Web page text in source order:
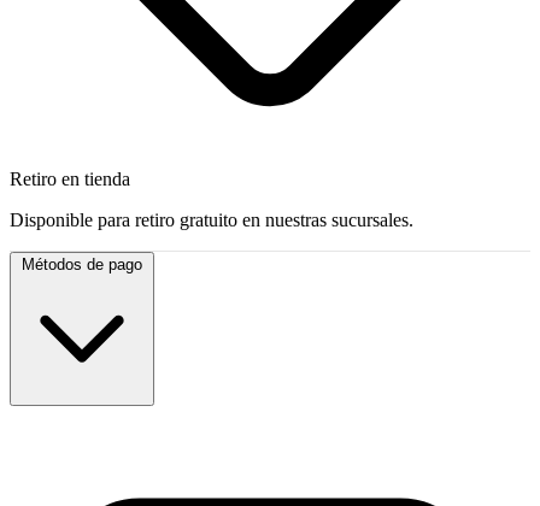
Retiro en tienda
Disponible para retiro gratuito en nuestras sucursales.
Métodos de pago